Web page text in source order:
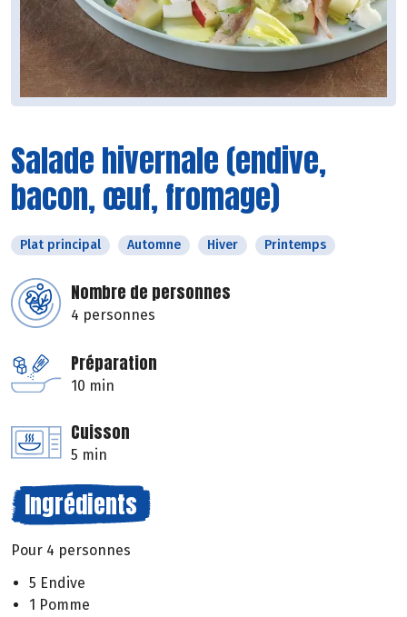
Salade hivernale (endive,
bacon, œuf, fromage)
Plat principal Automne Hiver Printemps
Nombre de personnes
4 personnes
Préparation
10 min
Cuisson
5 min
Ingrédients
Pour 4 personnes
5 Endive
1 Pomme